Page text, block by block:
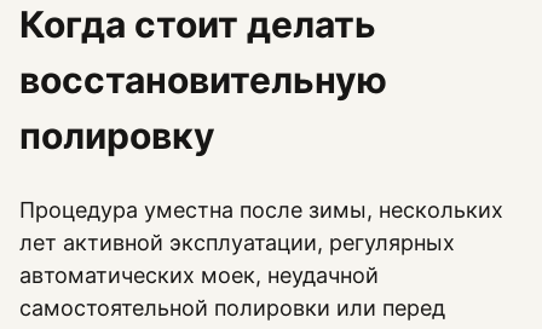
Когда стоит делать
восстановительную
полировку
Процедура уместна после зимы, нескольких
лет активной эксплуатации, регулярных
автоматических моек, неудачной
самостоятельной полировки или перед